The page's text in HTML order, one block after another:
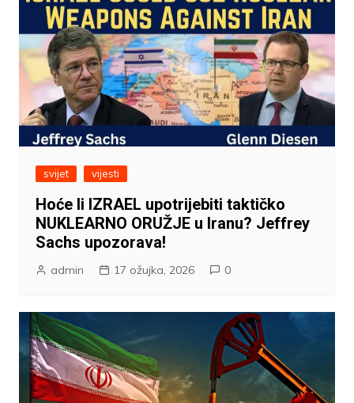
svijet vijesti
Hoće li IZRAEL upotrijebiti taktičko
NUKLEARNO ORUŽJE u Iranu? Jeffrey
Sachs upozorava!
admin 17 ožujka, 2026 0